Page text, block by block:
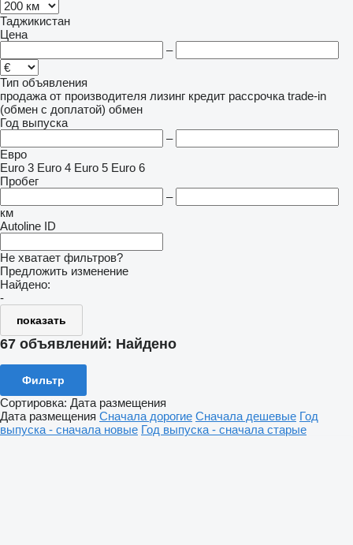
Таджикистан
Цена
–
Тип объявления
продажа от производителя лизинг кредит рассрочка trade-in
(обмен с доплатой) обмен
Год выпуска
–
Евро
Euro 3 Euro 4 Euro 5 Euro 6
Пробег
–
км
Autoline ID
Не хватает фильтров?
Предложить изменение
Найдено:
-
показать
67 объявлений: Найдено
Фильтр
Сортировка: Дата размещения
Дата размещения Сначала дорогие Сначала дешевые Год
выпуска - сначала новые Год выпуска - сначала старые